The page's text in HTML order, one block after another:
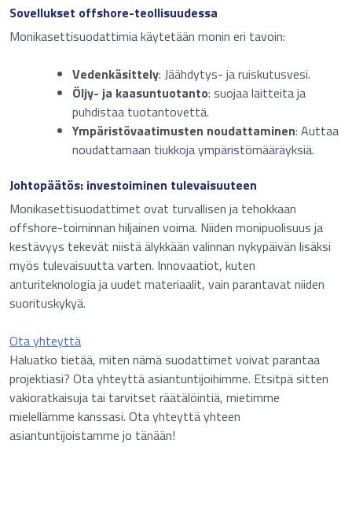
Sovellukset offshore-teollisuudessa
Monikasettisuodattimia käytetään monin eri tavoin:
Vedenkäsittely: Jäähdytys- ja ruiskutusvesi.
Öljy- ja kaasuntuotanto: suojaa laitteita ja
puhdistaa tuotantovettä.
Ympäristövaatimusten noudattaminen: Auttaa
noudattamaan tiukkoja ympäristömääräyksiä.
Johtopäätös: investoiminen tulevaisuuteen
Monikasettisuodattimet ovat turvallisen ja tehokkaan
offshore-toiminnan hiljainen voima. Niiden monipuolisuus ja
kestävyys tekevät niistä älykkään valinnan nykypäivän lisäksi
myös tulevaisuutta varten. Innovaatiot, kuten
anturiteknologia ja uudet materiaalit, vain parantavat niiden
suorituskykyä.
Ota yhteyttä
Haluatko tietää, miten nämä suodattimet voivat parantaa
projektiasi? Ota yhteyttä asiantuntijoihimme. Etsitpä sitten
vakioratkaisuja tai tarvitset räätälöintiä, mietimme
mielellämme kanssasi. Ota yhteyttä yhteen
asiantuntijoistamme jo tänään!